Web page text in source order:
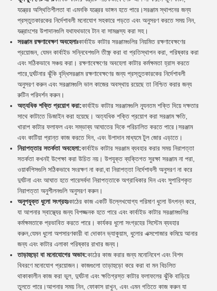
যন্ত্রের অস্থিতিশীলতা বা এমনকি যন্ত্রের ভাঙ্গন হতে পারে।সরঞ্জাম স্থাপনের জন্য
প্রস্তুতকারকের নির্দেশাবলী মনোযোগ সহকারে পড়তে এবং অনুসরণ করতে সময় নিন,
যন্ত্রাংশের উপাদানগুলি যথাযথভাবে টান বা সামঞ্জস্য করা সহ।
সরঞ্জাম রক্ষণাবেক্ষণ অবহেলাঃকার্বাইড কাটার সরঞ্জামগুলির নিয়মিত রক্ষণাবেক্ষণের
প্রয়োজন, যেমন কার্বাইড সন্নিবেশগুলি তীক্ষ্ণ করা বা প্রতিস্থাপন করা, পরিষ্কার করা
এবং সঠিকভাবে সঞ্চয় করা। রক্ষণাবেক্ষণের অবহেলা কাটার কর্মক্ষমতা হ্রাস করতে
পারে,দুর্ঘটনার ঝুঁকি বৃদ্ধিসরঞ্জাম রক্ষণাবেক্ষণের জন্য প্রস্তুতকারকের নির্দেশাবলী
অনুসরণ করুন এবং সরঞ্জামগুলি ভাল কাজের অবস্থায় রয়েছে তা নিশ্চিত করার জন্য
রুটিন পরিদর্শন করুন।
অত্যধিক শক্তি প্রয়োগ করা:কার্বাইড কাটার সরঞ্জামগুলি ন্যূনতম শক্তি দিয়ে দক্ষতার
সাথে কাটাতে ডিজাইন করা হয়েছে। অত্যধিক শক্তি প্রয়োগ করা সরঞ্জাম ক্ষতি,
খারাপ কাটার ফলাফল এবং সম্ভাব্য আঘাতের দিকে পরিচালিত করতে পারে।সরঞ্জাম
এবং কাটিয়া প্রান্ত কাজ করতে দিন, এবং উপাদান মাধ্যমে টুল জোর এড়াতে।
নিরাপত্তার সতর্কতা অবহেলা:কার্বাইড কাটার সরঞ্জাম ব্যবহার করার সময় নিরাপত্তা
সতর্কতা কখনই উপেক্ষা করা উচিত নয়। উপযুক্ত ব্যক্তিগত সুরক্ষা সরঞ্জাম না পরা,
ওয়ার্কপিসগুলি সঠিকভাবে সংরক্ষণ না করা,বা নিরাপত্তা নির্দেশাবলী অনুসরণ না করে
দুর্ঘটনা এবং আঘাত হতে পারেসর্বদা নিরাপত্তাকে অগ্রাধিকার দিন এবং সুপারিশকৃত
নিরাপত্তা অনুশীলনগুলি অনুসরণ করুন।
অনুপযুক্ত ধুলো সংগ্রহঃকাঠের কাজ একটি উল্লেখযোগ্য পরিমাণ ধুলো উৎপন্ন করে,
যা আপনার স্বাস্থ্যের জন্য বিপজ্জনক হতে পারে এবং কার্বাইড কাটার সরঞ্জামগুলির
কর্মক্ষমতাকে প্রভাবিত করতে পারে। কার্যকর ধুলো সংগ্রহের সিস্টেম ব্যবহার
করুন,যেমন ধুলো অপসারণকারী বা দোকান ভ্যাকুয়াম, ধুলোর এক্সপোজার কমিয়ে আনার
জন্য এবং কাটার এলাকা পরিষ্কার রাখার জন্য।
তাড়াহুড়ো বা মনোযোগের অভাব:কাঠের কাজ করার জন্য মনোনিবেশ এবং বিশদ
বিবরণে মনোযোগ প্রয়োজন। কাজগুলো তাড়াহুড়ো করে করা বা মন বিচলিত
থাকাকালীন কাজ করা ভুল, দুর্ঘটনা এবং ক্ষতিগ্রস্ত কাটার ফলাফলের ঝুঁকি বাড়িয়ে
তুলতে পারে।আপনার সময় নিন, ফোকাস রাখুন, এবং এমন গতিতে কাজ করুন যা